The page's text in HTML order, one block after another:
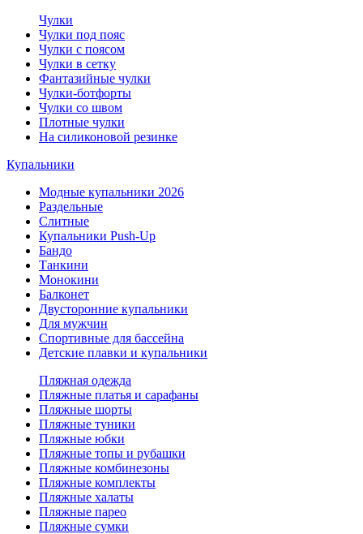
Чулки
Чулки под пояс
Чулки с поясом
Чулки в сетку
Фантазийные чулки
Чулки-ботфорты
Чулки со швом
Плотные чулки
На силиконовой резинке
Купальники
Модные купальники 2026
Раздельные
Слитные
Купальники Push-Up
Бандо
Танкини
Монокини
Балконет
Двусторонние купальники
Для мужчин
Спортивные для бассейна
Детские плавки и купальники
Пляжная одежда
Пляжные платья и сарафаны
Пляжные шорты
Пляжные туники
Пляжные юбки
Пляжные топы и рубашки
Пляжные комбинезоны
Пляжные комплекты
Пляжные халаты
Пляжные парео
Пляжные сумки